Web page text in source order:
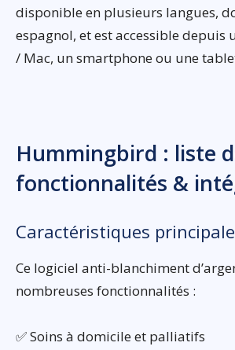
disponible en plusieurs langues,
espagnol, et est accessible depuis
/ Mac, un smartphone ou une
Hummingbird : liste
fonctionnalités &
Caractéristiques
Ce logiciel anti-blanchiment
nombreuses fonctionnalités :
✅ Soins à domicile et palliatifs